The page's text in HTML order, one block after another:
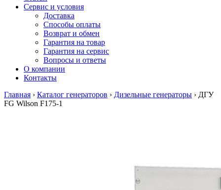
Сервис и условия
Доставка
Способы оплаты
Возврат и обмен
Гарантия на товар
Гарантия на сервис
Вопросы и ответы
О компании
Контакты
Главная › Каталог генераторов › Дизельные генераторы › ДГУ
FG Wilson F175-1